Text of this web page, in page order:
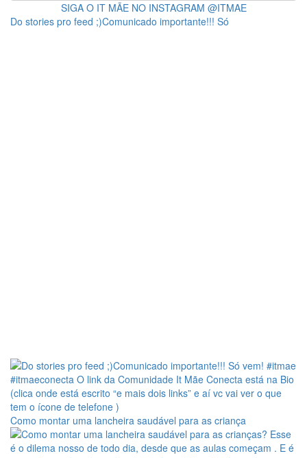
SIGA O IT MÃE NO INSTAGRAM @ITMAE
Do stories pro feed ;)Comunicado importante!!! Só
Como montar uma lancheira saudável para as criança